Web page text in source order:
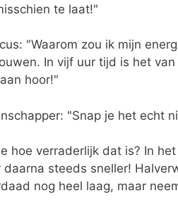
te laat!"
"Waarom zou ik mijn
In vijf uur tijd is het
hoor!"
"Snap je het echt
hoe verraderlijk dat is? In
daarna steeds sneller!
nog heel laag, maar